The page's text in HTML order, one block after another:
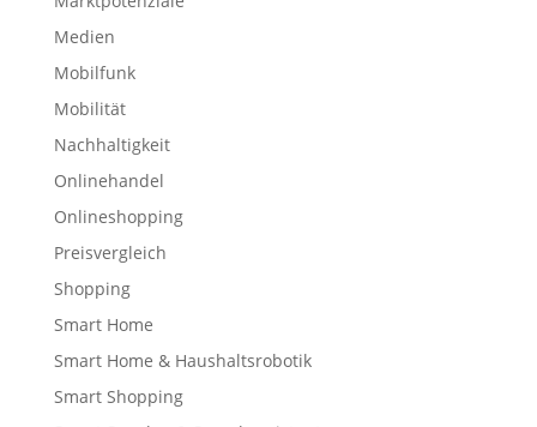
Medien
Mobilfunk
Mobilität
Nachhaltigkeit
Onlinehandel
Onlineshopping
Preisvergleich
Shopping
Smart Home
Smart Home & Haushaltsrobotik
Smart Shopping